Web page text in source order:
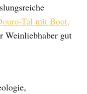
Tal mit Boot,
Weinliebhaber gut